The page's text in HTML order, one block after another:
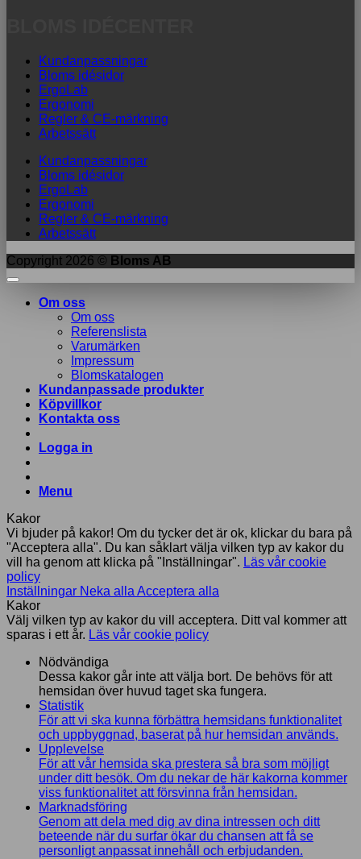
Kundanpassningar
Bloms idésidor
ErgoLab
Ergonomi
Regler & CE-märkning
Arbetssätt
Kundanpassningar
Bloms idésidor
ErgoLab
Ergonomi
Regler & CE-märkning
Arbetssätt
Copyright 2026 © Bloms AB
Om oss
Om oss
Referenslista
Varumärken
Impressum
Blomskatalogen
Kundanpassade produkter
Köpvillkor
Kontakta oss
Logga in
Menu
Kakor
Vi bjuder på kakor! Om du tycker det är ok, klickar du bara på
"Acceptera alla". Du kan såklart välja vilken typ av kakor du
vill ha genom att klicka på "Inställningar". Läs vår cookie
policy
Inställningar Neka alla Acceptera alla
Kakor
Välj vilken typ av kakor du vill acceptera. Ditt val kommer att
sparas i ett år. Läs vår cookie policy
Nödvändiga
Dessa kakor går inte att välja bort. De behövs för att
hemsidan över huvud taget ska fungera.
Statistik
För att vi ska kunna förbättra hemsidans funktionalitet
och uppbyggnad, baserat på hur hemsidan används.
Upplevelse
För att vår hemsida ska prestera så bra som möjligt
under ditt besök. Om du nekar de här kakorna kommer
viss funktionalitet att försvinna från hemsidan.
Marknadsföring
Genom att dela med dig av dina intressen och ditt
beteende när du surfar ökar du chansen att få se
personligt anpassat innehåll och erbjudanden.